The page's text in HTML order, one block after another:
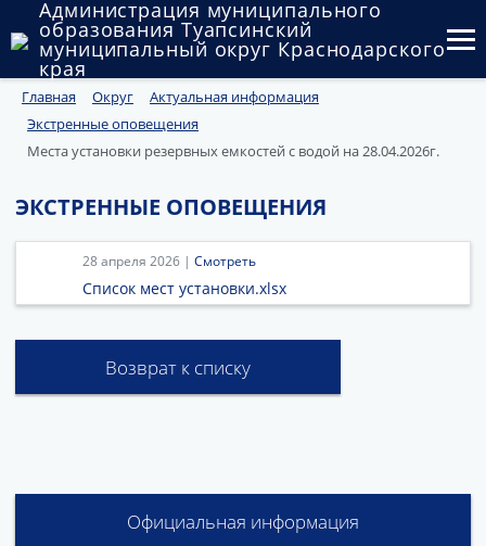
Администрация муниципального
образования Туапсинский
муниципальный округ Краснодарского
края
Округ
Администрация
Муниципальные закупки
Государственный и муниципальный контроль
Муниципальное имущество
Публичные слушания и общественные обсуждения
Документы
Главная Округ
Актуальная информация
Экстренные оповещения
Места установки резервных емкостей с водой на 28.04.2026г.
ЭКСТРЕННЫЕ ОПОВЕЩЕНИЯ
28 апреля 2026 | Смотреть
Список мест установки.xlsx
Возврат к списку
Официальная информация